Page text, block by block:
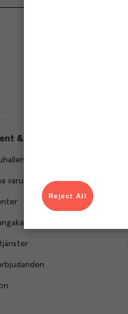
& tjänster
varumärken
Reject All